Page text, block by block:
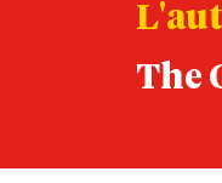
The